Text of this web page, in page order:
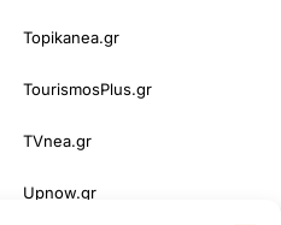
Topikanea.gr
TourismosPlus.gr
TVnea.gr
Upnow.gr